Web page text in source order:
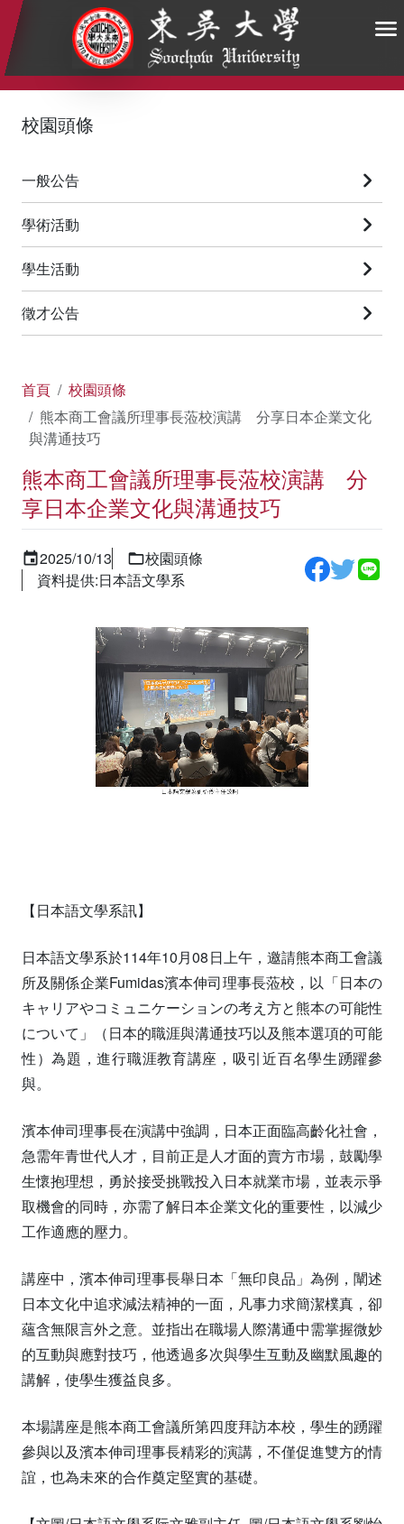
:::
校園頭條
一般公告
學術活動
學生活動
徵才公告
首頁
校園頭條
熊本商工會議所理事長蒞校演講 分享日本企業文化
與溝通技巧
熊本商工會議所理事長蒞校演講 分
享日本企業文化與溝通技巧
2025/10/13
校園頭條
資料提供:日本語文學系
【日本語文學系訊】
日本語文學系於114年10月08日上午，邀請熊本商工會議
所及關係企業Fumidas濱本伸司理事長蒞校，以「日本の
キャリアやコミュニケーションの考え方と熊本の可能性
について」（日本的職涯與溝通技巧以及熊本選項的可能
性）為題，進行職涯教育講座，吸引近百名學生踴躍參
與。
濱本伸司理事長在演講中強調，日本正面臨高齡化社會，
急需年青世代人才，目前正是人才面的賣方市場，鼓勵學
生懷抱理想，勇於接受挑戰投入日本就業市場，並表示爭
取機會的同時，亦需了解日本企業文化的重要性，以減少
工作適應的壓力。
講座中，濱本伸司理事長舉日本「無印良品」為例，闡述
日本文化中追求減法精神的一面，凡事力求簡潔樸真，卻
蘊含無限言外之意。並指出在職場人際溝通中需掌握微妙
的互動與應對技巧，他透過多次與學生互動及幽默風趣的
講解，使學生獲益良多。
本場講座是熊本商工會議所第四度拜訪本校，學生的踴躍
參與以及濱本伸司理事長精彩的演講，不僅促進雙方的情
誼，也為未來的合作奠定堅實的基礎。